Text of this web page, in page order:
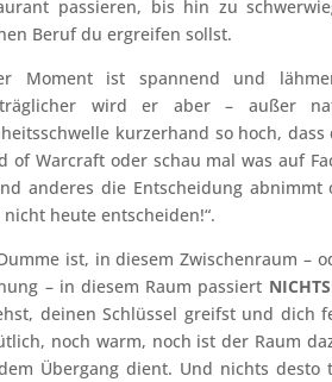
passieren, bis hin zu
Beruf du ergreifen sollst.
Moment ist spannend und
wird er aber – außer
kurzerhand so hoch,
of Warcraft oder schau mal was auf
anderes die Entscheidung
nicht heute entscheiden!“.
ist, in diesem Zwischenraum –
– in diesem Raum passiert NICHTS
deinen Schlüssel greifst und dich
noch warm, noch ist der Raum
Übergang dient. Und nichts desto